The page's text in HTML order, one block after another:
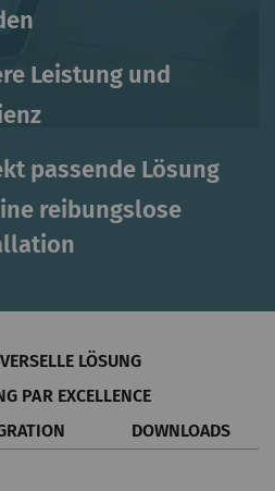
Leistung und
passende Lösung
reibungslose
LÖSUNG
PAR EXCELLENCE
DOWNLOADS